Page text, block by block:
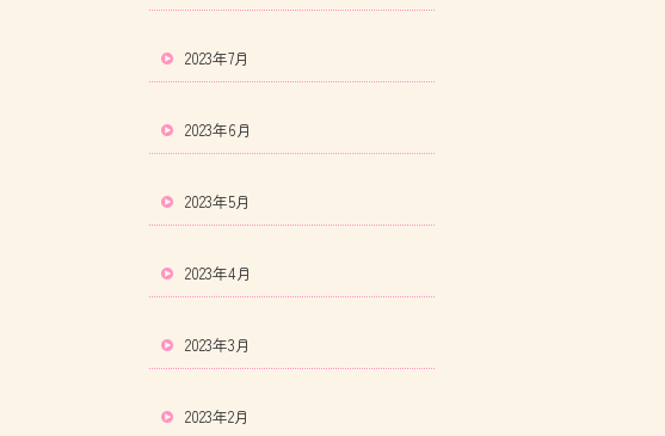
2023年7月
2023年6月
2023年5月
2023年4月
2023年3月
2023年2月